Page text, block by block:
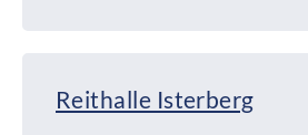
Reithalle Isterberg